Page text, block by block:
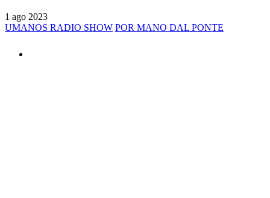
1 ago 2023
UMANOS RADIO SHOW POR MANO DAL PONTE